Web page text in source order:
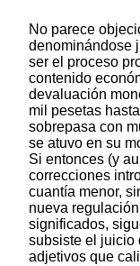
No parece
denominándose
ser el proceso
contenido
devaluación
mil pesetas
sobrepasa con
se atuvo en su
Si entonces (y
correcciones
cuantía menor,
nueva
significados,
subsiste el juicio
adjetivos que